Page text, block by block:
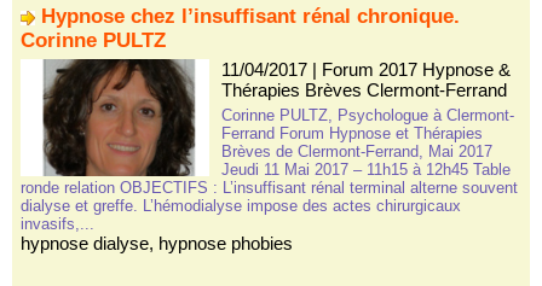
Hypnose chez l’insuffisant rénal chronique.
Corinne PULTZ
11/04/2017| Forum 2017 Hypnose &
Thérapies Brèves Clermont-Ferrand
Corinne PULTZ, Psychologue à Clermont-
Ferrand Forum Hypnose et Thérapies
Brèves de Clermont-Ferrand, Mai 2017
Jeudi 11 Mai 2017 – 11h15 à 12h45 Table
ronde relation OBJECTIFS : L’insuffisant rénal terminal alterne souvent
dialyse et greffe. L’hémodialyse impose des actes chirurgicaux
invasifs,...
hypnose dialyse, hypnose phobies